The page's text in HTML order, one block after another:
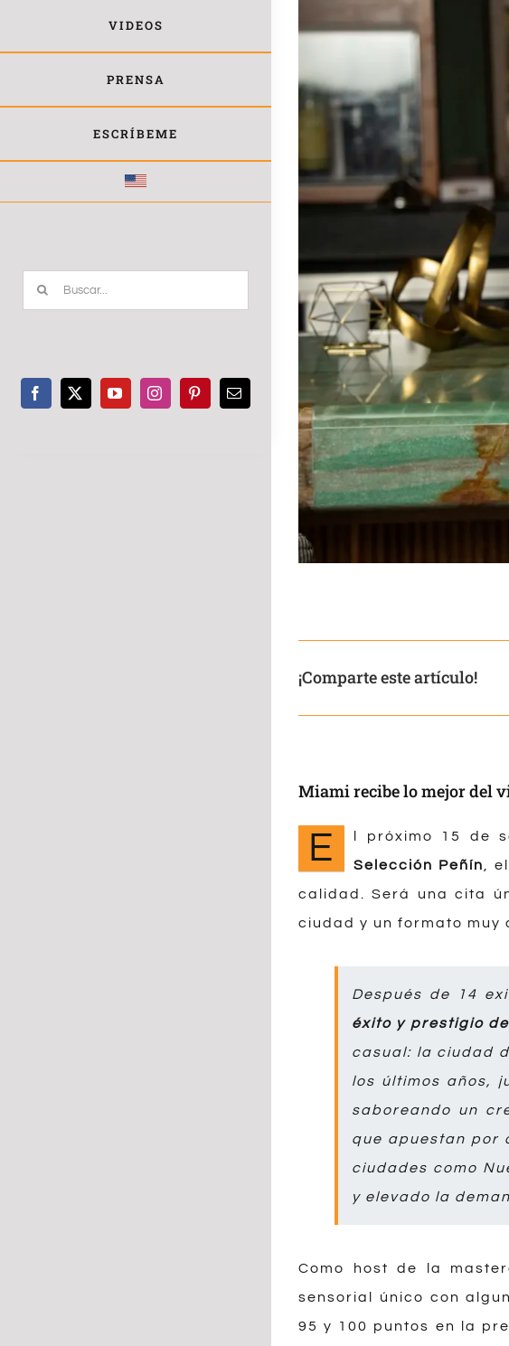
VIDEOS
PRENSA
ESCRÍBEME
Buscar:
¡Comparte este artículo!
Miami recibe lo mejor del
E l próximo 15 de
Selección Peñín
,
calidad. Será una cita
ciudad y un formato muy
Después de 14
éxito y prestigio
casual: la ciudad
los últimos años,
saboreando un
que apuestan por
ciudades como
y elevado la
Como host de la
sensorial único con
95 y 100 puntos en la